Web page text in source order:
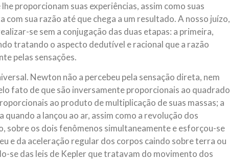
proporcionam suas experiências, assim como suas
sua razão até que chega a um resultado. A nosso juízo,
se sem a conjugação das duas etapas: a primeira,
tratando o aspecto dedutível e racional que a razão
pelas sensações.
Newton não a percebeu pela sensação direta, nem
fato de que são inversamente proporcionais ao quadrado
ao produto de multiplicação de suas massas; a
a lançou ao ar, assim como a revolução dos
sobre os dois fenômenos simultaneamente e esforçou-se
e da aceleração regular dos corpos caindo sobre terra ou
se das leis de Kepler que tratavam do movimento dos